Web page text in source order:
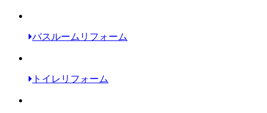
バスルームリフォーム
トイレリフォーム